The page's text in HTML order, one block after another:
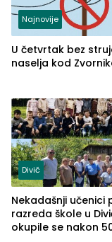
Najnovije
U četvrtak bez
naselja kod
Divič
Nekadašnji učenici
razreda škole u
okupile se nakon